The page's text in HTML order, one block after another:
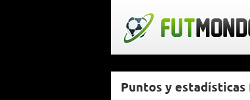
Puntos y estadísticas